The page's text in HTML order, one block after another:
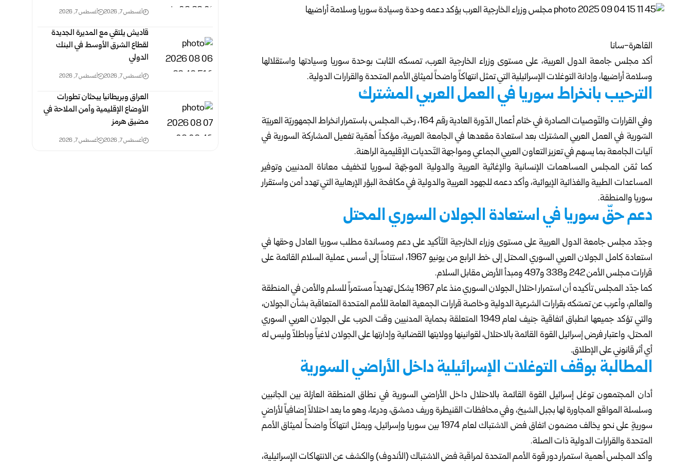
القاهرة-سانا
أكد مجلس جامعة الدول العربية، على مستوى وزراء الخارجية العرب، تمسكه الثابت بوحدة سوريا وسيادتها واستقلالها
وسلامة أراضيها، وإدانة التوغلات الإسرائيلية التي تمثل انتهاكاً واضحاً لميثاق الأمم المتحدة والقرارات الدولية.
الترحيب بانخراط سوريا في العمل العربي المشترك
وفي القرارات والتّوصيات الصادرة في ختام أعمال الدّورة العادية رقم 164، رحّب المجلس، باستمرار انخراط الجمهوريّة العربيّة
السّورية في العمل العربي المشترك بعد استعادة مقعدها في الجامعة العربية، مؤكداً أهمّية تفعيل المشاركة السورية في
آليات الجامعة بما يسهم في تعزيز التعاون العربي الجماعي ومواجهة التّحديات الإقليمية الراهنة.
كما ثمّن المجلس المساهمات الإنسانية والإغاثية العربية والدولية الموجّهة لسوريا لتخفيف معاناة المدنيين وتوفير
المساعدات الطبية والغذائية الإيوائية، وأكد دعمه للجهود العربية والدولية في مكافحة البؤر الإرهابية التي تهدد أمن واستقرار
سوريا والمنطقة.
دعم حقّ سوريا في استعادة الجولان السوري المحتل
وجدّد مجلس جامعة الدول العربية على مستوى وزراء الخارجية التّأكيد على دعم ومساندة مطلب سوريا العادل وحقها في
استعادة كامل الجولان العربي السوري المحتل إلى خط الرابع من يونيو 1967، استناداً إلى أسس عملية السلام القائمة على
قرارات مجلس الأمن 242 و338 و497 ومبدأ الأرض مقابل السلام.
كما جدّد المجلس تأكيده أن استمرار احتلال الجولان السوري منذ عام 1967 يشكل تهديداً مستمراً للسلم والأمن في المنطقة
والعالم، وأعرب عن تمسّكه بقرارات الشرعية الدولية وخاصة قرارات الجمعية العامة للأمم المتحدة المتعاقبة بشأن الجولان،
والتي تؤكد جميعها انطباق اتفاقية جنيف لعام 1949 المتعلقة بحماية المدنيين وقت الحرب على الجولان العربي السوري
المحتل، واعتبار فرض إسرائيل القوة القائمة بالاحتلال، لقوانينها وولايتها القضائية وإدارتها على الجولان لاغياً وباطلاً وليس له
أي أثر قانوني على الإطلاق.
المطالبة بوقف التوغلات الإسرائيلية داخل الأراضي السورية
أدان المجتمعون توغل إسرائيل القوة القائمة بالاحتلال داخل الأراضي السورية في نطاق المنطقة العازلة بين الجانبين
وسلسلة المواقع المجاورة لها بجبل الشيخ، وفي محافظات القنيطرة وريف دمشق، ودرعا، وهو ما يعد احتلالاً إضافياً لأراضٍ
سوريةٍ على نحو يخالف مضمون اتفاق فض الاشتباك لعام 1974 بين سوريا وإسرائيل، ويمثل انتهاكاً واضحاً لميثاق الأمم
المتحدة والقرارات الدولية ذات الصلة.
وأكد المجلس أهمية استمرار دور قوة الأمم المتحدة لمراقبة فض الاشتباك (الأندوف) والكشف عن الانتهاكات الإسرائيلية،
أغسطس 7, 2026 أغسطس 7, 2026
قاديش يلتقي مع المديرة الجديدة
لقطاع الشرق الأوسط في البنك
الدولي
أغسطس 7, 2026 أغسطس 7, 2026
العراق وبريطانيا يبحثان تطورات
الأوضاع الإقليمية وأمن الملاحة في
مضيق هرمز
أغسطس 7, 2026 أغسطس 7, 2026